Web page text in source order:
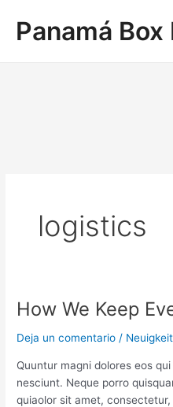
contenido
Panamá
logistics
How We Keep
Deja un comentario /
Quuntur magni dolores eos
nesciunt. Neque porro
quiaolor sit amet,
How
Keep